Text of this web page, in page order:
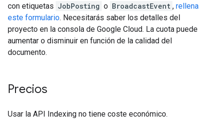
con etiquetas JobPosting o BroadcastEvent , rellena
este formulario. Necesitarás saber los detalles del
proyecto en la consola de Google Cloud. La cuota puede
aumentar o disminuir en función de la calidad del
documento.
Precios
Usar la API Indexing no tiene coste económico.